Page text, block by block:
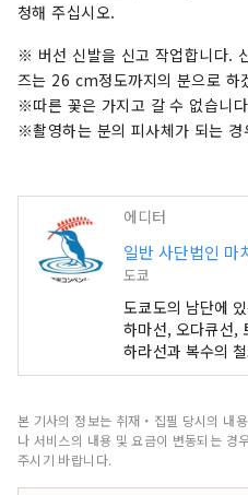
청해 주십시오.
※ 버선 신발을 신고 작업합니다.
즈는 26 cm정도까지의 분으로 하
※따른 꽃은 가지고 갈 수 없습니
※촬영하는 분의 피사체가 되는 경
에디터
일반 사단법인 마
도쿄
도쿄도의 남단에
하마선, 오다큐선,
하라선과 복수의
마 인터체인지가
다역 주변과 미나
로 하는 도시의 활
다.
본 기사의 정보는 취재・집필 당시의 내
나 서비스의 내용 및 요금이 변동되는 경
주시기 바랍니다.